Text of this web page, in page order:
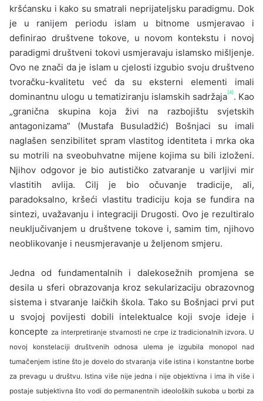
kršćansku i kako su smatrali neprijateljsku paradigmu. Dok
je u ranijem periodu islam u bitnome usmjeravao i
definirao društvene tokove, u novom kontekstu i novoj
paradigmi društveni tokovi usmjeravaju islamsko mišljenje.
Ovo ne znači da je islam u cjelosti izgubio svoju društveno
tvoračku-kvalitetu već da su eksterni elementi imali
dominan­tnu ulogu u tematiziranju islamskih sadržaja[4] . Kao
„granična skupina koja živi na razbojištu svjetskih
antagonizama” (Mustafa Busuladžić) Bošnjaci su imali
naglašen senzibilitet spram vlastitog identiteta i mrka oka
su motrili na sveobuhvatne mijene kojima su bili izloženi.
Njihov odgovor je bio autističko zatvaranje u varljivi mir
vlastitih avlija. Cilj je bio očuvanje tradicije, ali,
paradoksalno, kršeći vlastitu tradiciju koja se fundira na
sintezi, uvažavanju i integraciji Drugosti. Ovo je rezultiralo
neuključivanjem u druš­tvene tokove i, samim tim, njihovo
neoblikovanje i neusmjeravanje u željenom smjeru.
Jedna od fundamentalnih i dalekosežnih promjena se
desila u sferi obrazovanja kroz seku­larizaciju obrazovnog
sistema i stvaranje laičkih škola. Tako su Bošnjaci prvi put
u svojoj povijesti dobili intelektualce koji svoje ideje i
koncepteza interpretiranje stvarnosti ne crpe iz tradicio­nalnih izvora. U
novoj konstelaciji društvenih odnosa ulema je izgubila monopol nad
tumače­njem istine što je dovelo do stvaranja više istina i konstantne borbe
za prevagu u društvu. Istina više nije jedna i nije objektivna i ima ih više i
postaje subjektivna što vodi do permanentnih ideoloških sukoba u borbi za